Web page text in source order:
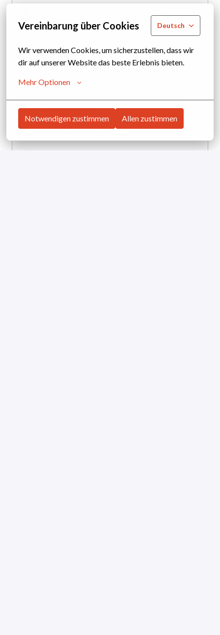
Vereinbarung über Cookies Deutsch
Wir verwenden Cookies, um sicherzustellen, dass wir
dir auf unserer Website das beste Erlebnis bieten.
Mehr Optionen
Notwendigen zustimmen Allen zustimmen
Sales US
Technical Project Manager - Product
Delivery (f/m/d)
vor Ort Ludwigsburg,Deutschland